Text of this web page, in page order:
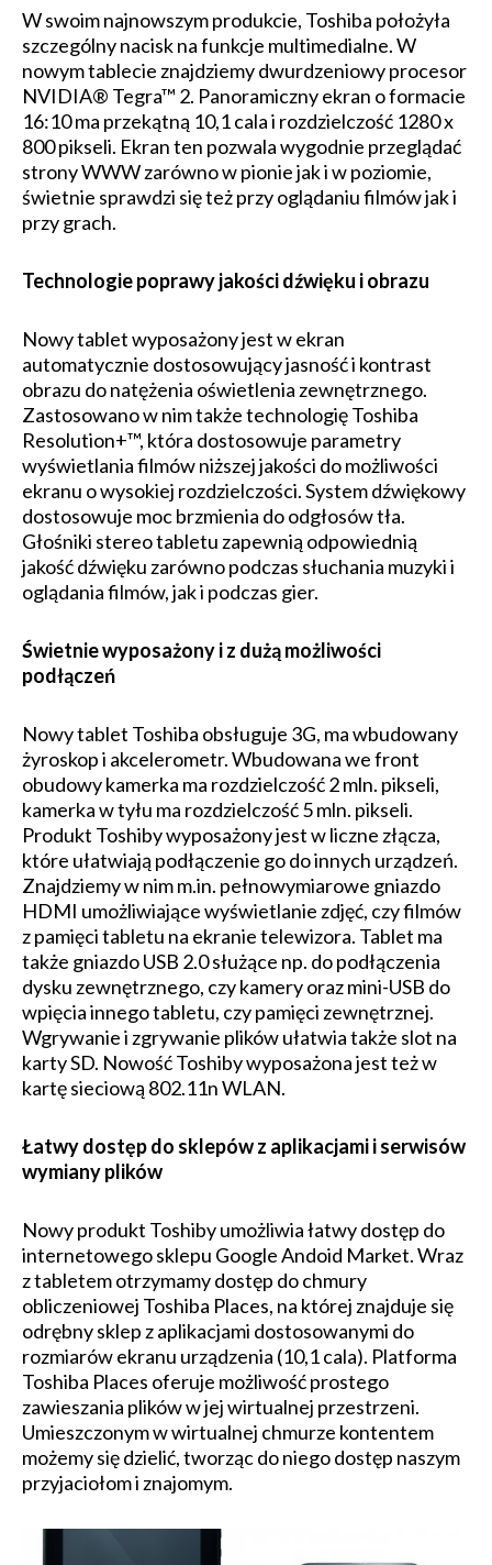
W swoim najnowszym produkcie, Toshiba położyła
szczególny nacisk na funkcje multimedialne. W
nowym tablecie znajdziemy dwurdzeniowy procesor
NVIDIA® Tegra™ 2. Panoramiczny ekran o formacie
16:10 ma przekątną 10,1 cala i rozdzielczość 1280 x
800 pikseli. Ekran ten pozwala wygodnie przeglądać
strony WWW zarówno w pionie jak i w poziomie,
świetnie sprawdzi się też przy oglądaniu filmów jak i
przy grach.
Technologie poprawy jakości dźwięku i obrazu
Nowy tablet wyposażony jest w ekran
automatycznie dostosowujący jasność i kontrast
obrazu do natężenia oświetlenia zewnętrznego.
Zastosowano w nim także technologię Toshiba
Resolution+™, która dostosowuje parametry
wyświetlania filmów niższej jakości do możliwości
ekranu o wysokiej rozdzielczości. System dźwiękowy
dostosowuje moc brzmienia do odgłosów tła.
Głośniki stereo tabletu zapewnią odpowiednią
jakość dźwięku zarówno podczas słuchania muzyki i
oglądania filmów, jak i podczas gier.
Świetnie wyposażony i z dużą możliwości
podłączeń
Nowy tablet Toshiba obsługuje 3G, ma wbudowany
żyroskop i akcelerometr. Wbudowana we front
obudowy kamerka ma rozdzielczość 2 mln. pikseli,
kamerka w tyłu ma rozdzielczość 5 mln. pikseli.
Produkt Toshiby wyposażony jest w liczne złącza,
które ułatwiają podłączenie go do innych urządzeń.
Znajdziemy w nim m.in. pełnowymiarowe gniazdo
HDMI umożliwiające wyświetlanie zdjęć, czy filmów
z pamięci tabletu na ekranie telewizora. Tablet ma
także gniazdo USB 2.0 służące np. do podłączenia
dysku zewnętrznego, czy kamery oraz mini-USB do
wpięcia innego tabletu, czy pamięci zewnętrznej.
Wgrywanie i zgrywanie plików ułatwia także slot na
karty SD. Nowość Toshiby wyposażona jest też w
kartę sieciową 802.11n WLAN.
Łatwy dostęp do sklepów z aplikacjami i serwisów
wymiany plików
Nowy produkt Toshiby umożliwia łatwy dostęp do
internetowego sklepu Google Andoid Market. Wraz
z tabletem otrzymamy dostęp do chmury
obliczeniowej Toshiba Places, na której znajduje się
odrębny sklep z aplikacjami dostosowanymi do
rozmiarów ekranu urządzenia (10,1 cala). Platforma
Toshiba Places oferuje możliwość prostego
zawieszania plików w jej wirtualnej przestrzeni.
Umieszczonym w wirtualnej chmurze kontentem
możemy się dzielić, tworząc do niego dostęp naszym
przyjaciołom i znajomym.